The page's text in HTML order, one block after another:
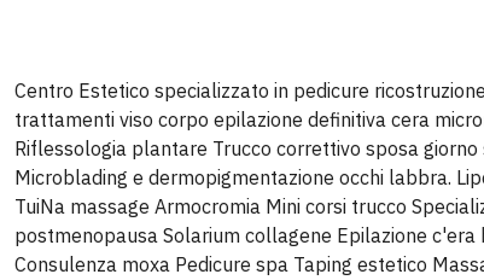
Centro Estetico specializzato in pedicure
trattamenti viso corpo epilazione definitiva cera
Riflessologia plantare Trucco correttivo sposa
Microblading e dermopigmentazione occhi labbra.
TuiNa massage Armocromia Mini corsi trucco
postmenopausa Solarium collagene Epilazione
Consulenza moxa Pedicure spa Taping estetico